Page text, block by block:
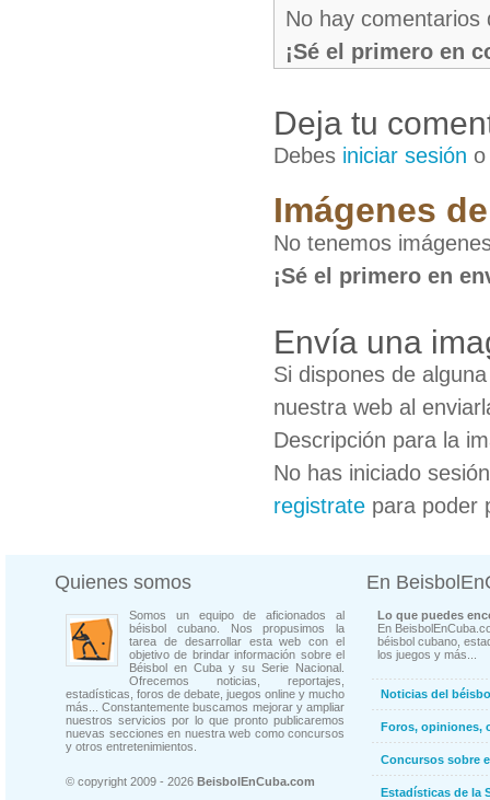
No hay comentarios
¡Sé el primero en
Deja tu
Debes iniciar sesión
Imágenes
No tenemos
¡Sé el primero en
Envía una
Si dispones de
nuestra web al
Descripción para la
No has iniciado
registrate para poder
Quienes somos
Somos un equipo de aficionados al
béisbol cubano. Nos propusimos la
tarea de desarrollar esta web con el
objetivo de brindar información sobre el
Béisbol en Cuba y su Serie Nacional.
Ofrecemos noticias, reportajes,
estadísticas, foros de debate, juegos online y mucho
más... Constantemente buscamos mejorar y ampliar
nuestros servicios por lo que pronto publicaremos
nuevas secciones en nuestra web como concursos
y otros entretenimientos.
© copyright 2009 - 2026 BeisbolEnCuba.com
En
Lo que puedes
En
béisbol cubano,
los juegos y más...
Noticias del
Foros, opiniones,
Concursos sobre
Estadísticas de la